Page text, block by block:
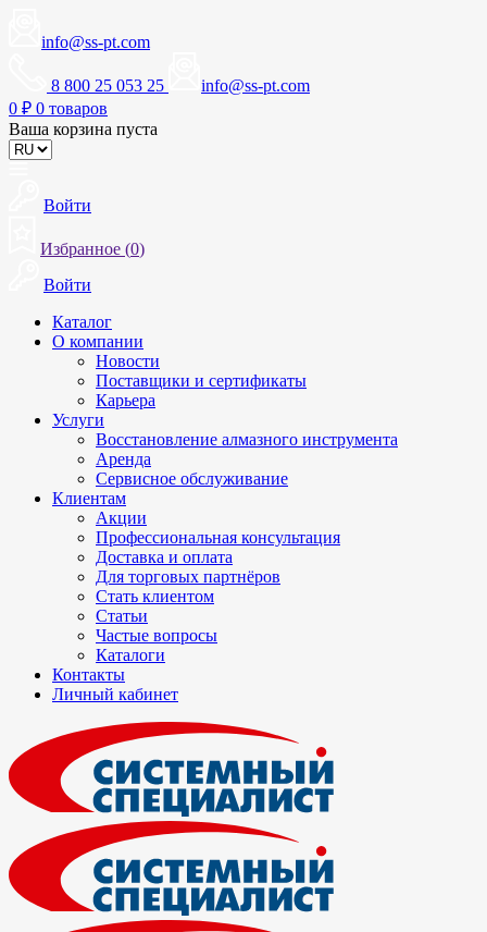
info@ss-pt.com
8 800 25 053 25
info@ss-pt.com
0 ₽ 0 товаров
Ваша корзина пуста
Войти
Избранное (0)
Войти
Каталог
О компании
Новости
Поставщики и сертификаты
Карьера
Услуги
Восстановление алмазного инструмента
Аренда
Сервисное обслуживание
Клиентам
Акции
Профессиональная консультация
Доставка и оплата
Для торговых партнёров
Стать клиентом
Статьи
Частые вопросы
Каталоги
Контакты
Личный кабинет